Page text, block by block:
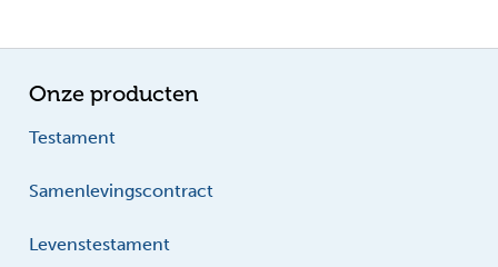
Onze producten
Testament
Samenlevingscontract
Levenstestament